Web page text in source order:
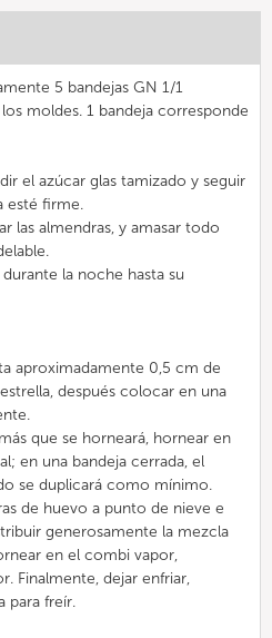
5 bandejas GN 1/1
moldes. 1 bandeja corresponde
el azúcar glas tamizado y seguir
esté firme.
las almendras, y amasar todo
la noche hasta su
aproximadamente 0,5 cm de
después colocar en una
que se horneará, hornear en
en una bandeja cerrada, el
se duplicará como mínimo.
de huevo a punto de nieve e
generosamente la mezcla
en el combi vapor,
Finalmente, dejar enfriar,
para freír.